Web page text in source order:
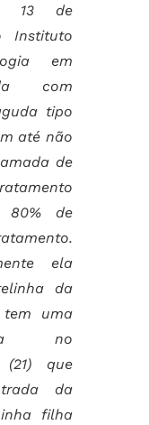
13 de
Instituto
em
com
tipo
até não
de
80% de
ela
da
tem uma
no
(21) que
da
filha